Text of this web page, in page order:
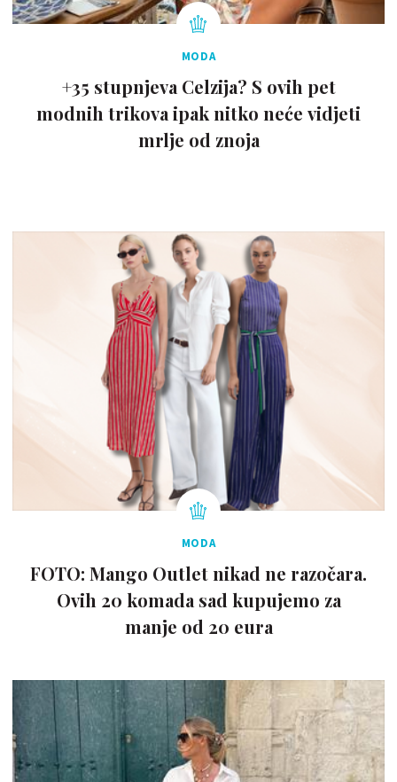
MODA
+35 stupnjeva Celzija? S ovih pet
modnih trikova ipak nitko neće vidjeti
mrlje od znoja
MODA
FOTO: Mango Outlet nikad ne razočara.
Ovih 20 komada sad kupujemo za
manje od 20 eura